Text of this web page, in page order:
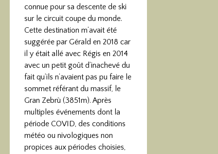
connue pour sa descente de ski
sur le circuit coupe du monde.
Cette destination m’avait été
suggérée par Gérald en 2018 car
il y était allé avec Régis en 2014
avec un petit goût d’inachevé du
fait qu’ils n’avaient pas pu faire le
sommet référant du massif, le
Gran Zebrù (3851m). Après
multiples événements dont la
période COVID, des conditions
météo ou nivologiques non
propices aux périodes choisies,